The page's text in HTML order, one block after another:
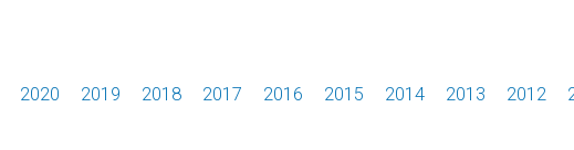
2020 2019 2018 2017 2016 2015 2014 2013 2012